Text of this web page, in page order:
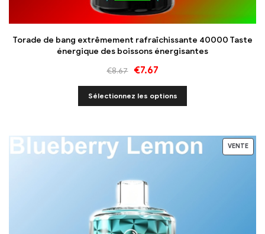
Torade de bang extrêmement rafraîchissante 40000 Taste
énergique des boissons énergisantes
€8.67 €7.67
Sélectionnez les options
VENTE